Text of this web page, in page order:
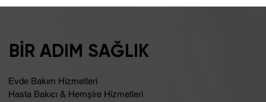
BİR ADIM SAĞLIK
Evde Bakım Hizmetleri
Hasta Bakıcı & Hemşire Hizmetleri